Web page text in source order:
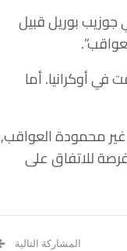
جوزيب بوريل قبيل
في أوكرانيا. أما
غير محمودة العواقب,
للاتفاق على
المشاركة التالية